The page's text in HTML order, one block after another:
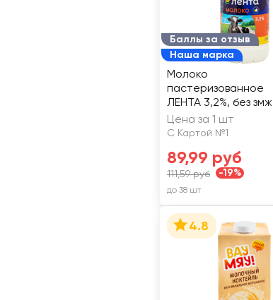
Баллы за отзыв
Наша марка
Молоко
пастеризованное
ЛЕНТА 3,2%, без змж
Цена за 1 шт
С Картой №1
89,99 руб
111,59 руб -19%
до 38 шт
4.8